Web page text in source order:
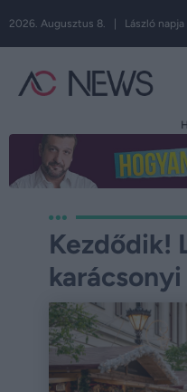
2026. Augusztus 8. | László napja
Kezdődik!